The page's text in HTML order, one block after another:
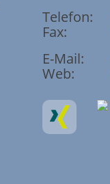
Telefon:
Fax:
E-Mail:
Web: